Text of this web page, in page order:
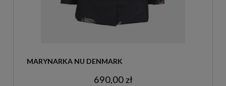
MARYNARKA NU DENMARK
690,00 zł